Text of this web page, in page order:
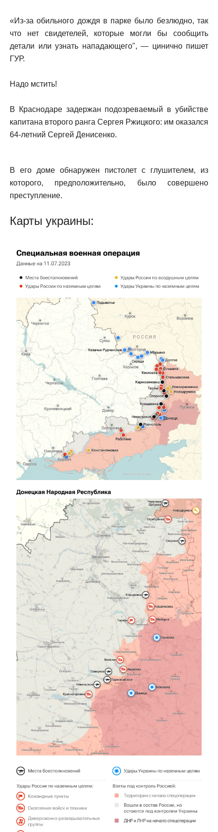
«Из-за обильного дождя в парке было безлюдно, так
что нет свидетелей, которые могли бы сообщить
детали или узнать нападающего", — цинично пишет
ГУР.
Надо мстить!
В Краснодаре задержан подозреваемый в убийстве
капитана второго ранга Сергея Ржицкого: им оказался
64-летний Сергей Денисенко.
В его доме обнаружен пистолет с глушителем, из
которого, предположительно, было совершено
преступление.
Карты украины: